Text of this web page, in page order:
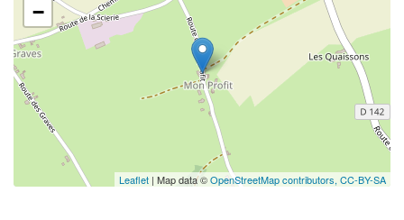
−
Leaflet | Map data ©OpenStreetMap contributors, CC-BY-SA
✕
Vous
Augmentez votre
tout
nouveaux clients